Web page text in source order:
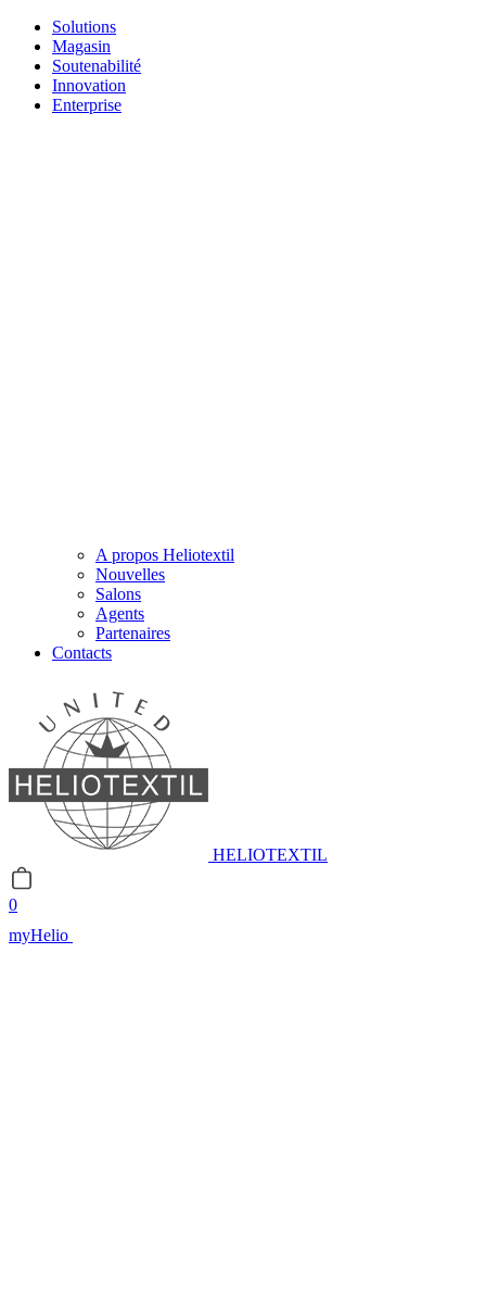
Solutions
Magasin
Soutenabilité
Innovation
Enterprise
A propos Heliotextil
Nouvelles
Salons
Agents
Partenaires
Contacts
HELIOTEXTIL
0
myHelio